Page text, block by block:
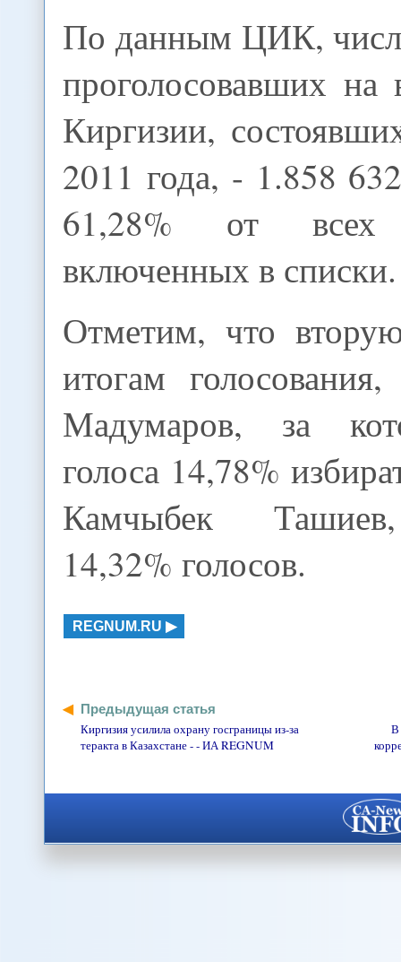
По данным ЦИК,
проголосовавших на
Киргизии,
2011 года, - 1.858
61,28% от всех
включенных в списки.
Отметим, что
итогам
Мадумаров, за
голоса 14,78%
Камчыбек
14,32% голосов.
REGNUM.RU
Предыдущая статья
Киргизия усилила охрану госграницы из-за
теракта в Казахстане - - ИА REGNUM
В